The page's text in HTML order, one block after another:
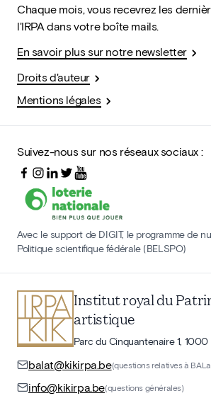
Chaque mois, vous recevrez les
l'IRPA dans votre boîte mails.
En savoir plus sur notre newsletter
Droits d'auteur
Mentions légales
Suivez-nous sur nos réseaux sociaux :
Avec le support de DIGIT, le programme de
Politique scientifique fédérale (BELSPO)
Institut royal du
artistique
Parc du Cinquantenaire 1, 1000
balat@kikirpa.be(questions relatives à
info@kikirpa.be(questions générales)